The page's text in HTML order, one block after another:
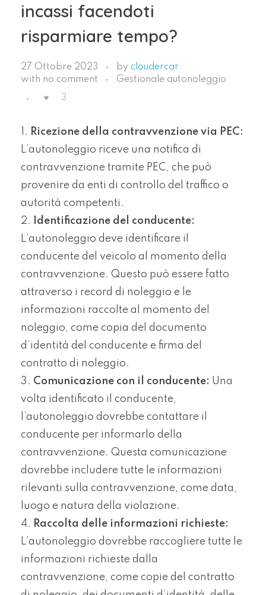
incassi facendoti
risparmiare tempo?
27 Ottobre 2023 by cloudercar
with no comment
Gestionale autonoleggio
3
Ricezione della contravvenzione via PEC:
L’autonoleggio riceve una notifica di
contravvenzione tramite PEC, che può
provenire da enti di controllo del traffico o
autorità competenti.
Identificazione del conducente:
L’autonoleggio deve identificare il
conducente del veicolo al momento della
contravvenzione. Questo può essere fatto
attraverso i record di noleggio e le
informazioni raccolte al momento del
noleggio, come copia del documento
d’identità del conducente e firma del
contratto di noleggio.
Comunicazione con il conducente: Una
volta identificato il conducente,
l’autonoleggio dovrebbe contattare il
conducente per informarlo della
contravvenzione. Questa comunicazione
dovrebbe includere tutte le informazioni
rilevanti sulla contravvenzione, come data,
luogo e natura della violazione.
Raccolta delle informazioni richieste:
L’autonoleggio dovrebbe raccogliere tutte le
informazioni richieste dalla
contravvenzione, come copie del contratto